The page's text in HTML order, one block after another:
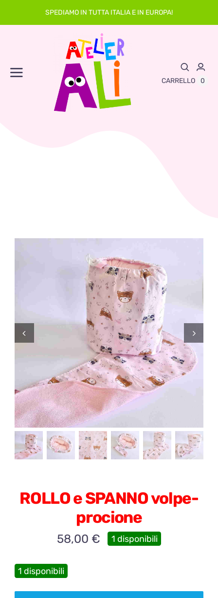
SPEDIAMO IN TUTTA ITALIA E IN EUROPA!
Toggle
Navigation Abbigliamento
Lista Nascita
Blog
Eventi
Spedizioni
CARRELLO 0
ROLLO e SPANNO volpe-
procione
58,00 € 1 disponibili
1 disponibili